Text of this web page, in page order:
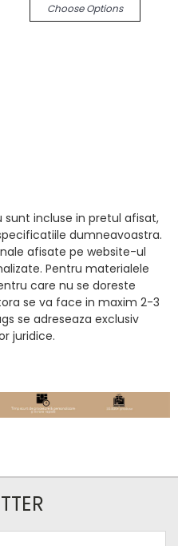
Choose Options
sunt incluse in pretul afisat,
dumneavoastra.
afisate pe website-ul
Pentru materialele
care nu se doreste
se va face in maxim 2-3
se adreseaza exclusiv
juridice.